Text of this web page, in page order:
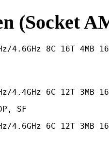
(Socket
4.6GHz 8C 16T 4MB
4.4GHz 6C 12T 3MB
SF
4.6GHz 6C 12T 3MB